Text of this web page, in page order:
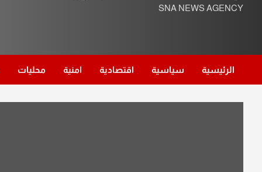
SNA NEWS AGENCY
الرئيسية سياسية اقتصادية امنية محليات